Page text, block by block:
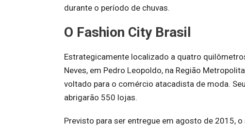
durante o período de chuvas.
O Fashion City Brasil
Estrategicamente localizado a quatro
Neves, em Pedro Leopoldo, na Região
voltado para o comércio atacadista de moda.
abrigarão 550 lojas.
Previsto para ser entregue em agosto de 2015,